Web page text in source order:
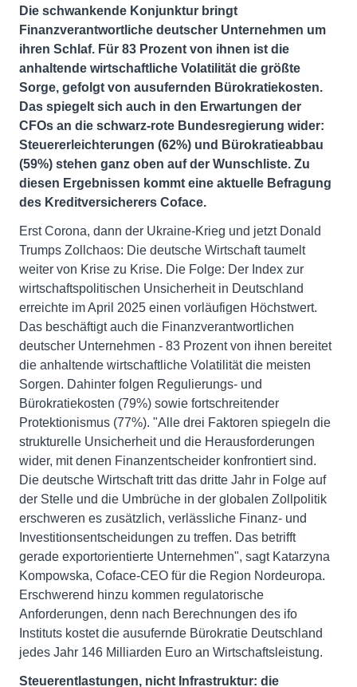
Die schwankende Konjunktur bringt
Finanzverantwortliche deutscher Unternehmen um
ihren Schlaf. Für 83 Prozent von ihnen ist die
anhaltende wirtschaftliche Volatilität die größte
Sorge, gefolgt von ausufernden Bürokratiekosten.
Das spiegelt sich auch in den Erwartungen der
CFOs an die schwarz-rote Bundesregierung wider:
Steuererleichterungen (62%) und Bürokratieabbau
(59%) stehen ganz oben auf der Wunschliste. Zu
diesen Ergebnissen kommt eine aktuelle Befragung
des Kreditversicherers Coface.
Erst Corona, dann der Ukraine-Krieg und jetzt Donald
Trumps Zollchaos: Die deutsche Wirtschaft taumelt
weiter von Krise zu Krise. Die Folge: Der Index zur
wirtschaftspolitischen Unsicherheit in Deutschland
erreichte im April 2025 einen vorläufigen Höchstwert.
Das beschäftigt auch die Finanzverantwortlichen
deutscher Unternehmen - 83 Prozent von ihnen bereitet
die anhaltende wirtschaftliche Volatilität die meisten
Sorgen. Dahinter folgen Regulierungs- und
Bürokratiekosten (79%) sowie fortschreitender
Protektionismus (77%). "Alle drei Faktoren spiegeln die
strukturelle Unsicherheit und die Herausforderungen
wider, mit denen Finanzentscheider konfrontiert sind.
Die deutsche Wirtschaft tritt das dritte Jahr in Folge auf
der Stelle und die Umbrüche in der globalen Zollpolitik
erschweren es zusätzlich, verlässliche Finanz- und
Investitionsentscheidungen zu treffen. Das betrifft
gerade exportorientierte Unternehmen", sagt Katarzyna
Kompowska, Coface-CEO für die Region Nordeuropa.
Erschwerend hinzu kommen regulatorische
Anforderungen, denn nach Berechnungen des ifo
Instituts kostet die ausufernde Bürokratie Deutschland
jedes Jahr 146 Milliarden Euro an Wirtschaftsleistung.
Steuerentlastungen, nicht Infrastruktur: die